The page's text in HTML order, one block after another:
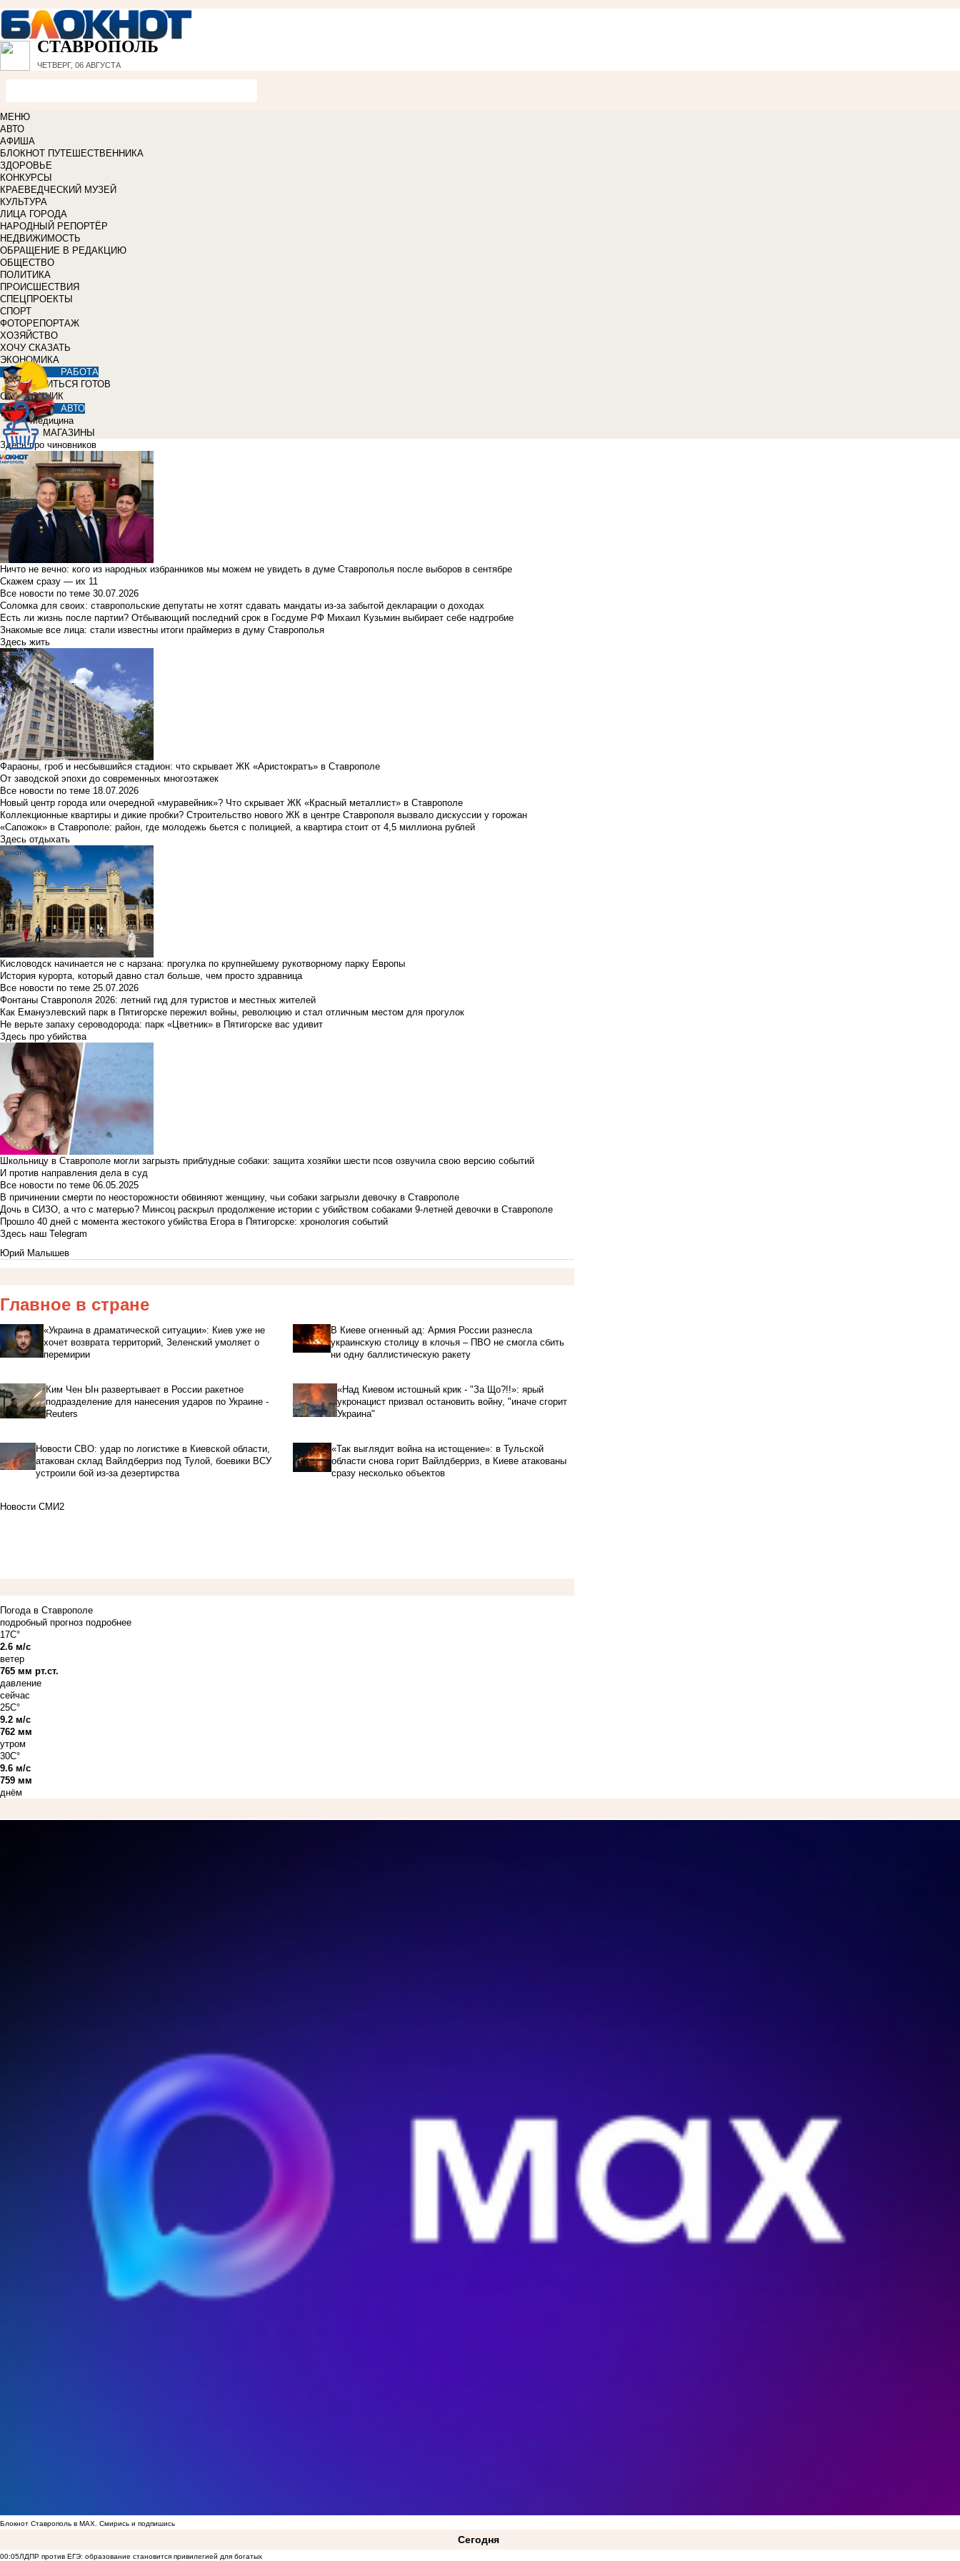
СТАВРОПОЛЬ
ЧЕТВЕРГ, 06 АВГУСТА
МЕНЮ
АВТО
АФИША
БЛОКНОТ ПУТЕШЕСТВЕННИКА
ЗДОРОВЬЕ
КОНКУРСЫ
КРАЕВЕДЧЕСКИЙ МУЗЕЙ
КУЛЬТУРА
ЛИЦА ГОРОДА
НАРОДНЫЙ РЕПОРТЁР
НЕДВИЖИМОСТЬ
ОБРАЩЕНИЕ В РЕДАКЦИЮ
ОБЩЕСТВО
ПОЛИТИКА
ПРОИСШЕСТВИЯ
СПЕЦПРОЕКТЫ
СПОРТ
ФОТОРЕПОРТАЖ
ХОЗЯЙСТВО
ХОЧУ СКАЗАТЬ
ЭКОНОМИКА
РАБОТА
УЧИТЬСЯ ГОТОВ
СПРАВОЧНИК
АВТО
Медицина
МАГАЗИНЫ
Здесь про чиновников
Ничто не вечно: кого из народных избранников мы можем не увидеть в думе Ставрополья после выборов в сентябре
Скажем сразу — их 11
Все новости по теме 30.07.2026
Соломка для своих: ставропольские депутаты не хотят сдавать мандаты из-за забытой декларации о доходах
Есть ли жизнь после партии? Отбывающий последний срок в Госдуме РФ Михаил Кузьмин выбирает себе надгробие
Знакомые все лица: стали известны итоги праймериз в думу Ставрополья
Здесь жить
Фараоны, гроб и несбывшийся стадион: что скрывает ЖК «Аристократъ» в Ставрополе
От заводской эпохи до современных многоэтажек
Все новости по теме 18.07.2026
Новый центр города или очередной «муравейник»? Что скрывает ЖК «Красный металлист» в Ставрополе
Коллекционные квартиры и дикие пробки? Строительство нового ЖК в центре Ставрополя вызвало дискуссии у горожан
«Сапожок» в Ставрополе: район, где молодежь бьется с полицией, а квартира стоит от 4,5 миллиона рублей
Здесь отдыхать
Кисловодск начинается не с нарзана: прогулка по крупнейшему рукотворному парку Европы
История курорта, который давно стал больше, чем просто здравница
Все новости по теме 25.07.2026
Фонтаны Ставрополя 2026: летний гид для туристов и местных жителей
Как Емануэлевский парк в Пятигорске пережил войны, революцию и стал отличным местом для прогулок
Не верьте запаху сероводорода: парк «Цветник» в Пятигорске вас удивит
Здесь про убийства
Школьницу в Ставрополе могли загрызть приблудные собаки: защита хозяйки шести псов озвучила свою версию событий
И против направления дела в суд
Все новости по теме 06.05.2025
В причинении смерти по неосторожности обвиняют женщину, чьи собаки загрызли девочку в Ставрополе
Дочь в СИЗО, а что с матерью? Минсоц раскрыл продолжение истории с убийством собаками 9-летней девочки в Ставрополе
Прошло 40 дней с момента жестокого убийства Егора в Пятигорске: хронология событий
Здесь наш Telegram
Юрий Малышев
Главное в стране
«Украина в драматической ситуации»: Киев уже не
хочет возврата территорий, Зеленский умоляет о
перемирии
В Киеве огненный ад: Армия России разнесла
украинскую столицу в клочья – ПВО не смогла сбить
ни одну баллистическую ракету
Ким Чен Ын развертывает в России ракетное
подразделение для нанесения ударов по Украине -
Reuters
«Над Киевом истошный крик - "За Що?!!»: ярый
укронацист призвал остановить войну, "иначе сгорит
Украина"
Новости СВО: удар по логистике в Киевской области,
атакован склад Вайлдберриз под Тулой, боевики ВСУ
устроили бой из-за дезертирства
«Так выглядит война на истощение»: в Тульской
области снова горит Вайлдберриз, в Киеве атакованы
сразу несколько объектов
Новости СМИ2
Погода в Ставрополе
подробный прогноз подробнее
17C°
2.6 м/с
ветер
765 мм рт.ст.
давление
сейчас
25C°
9.2 м/с
762 мм
утром
30C°
9.6 м/с
759 мм
днём
Блокнот Ставрополь в MAX. Смирись и подпишись
Сегодня
00:05ЛДПР против ЕГЭ: образование становится привилегией для богатых